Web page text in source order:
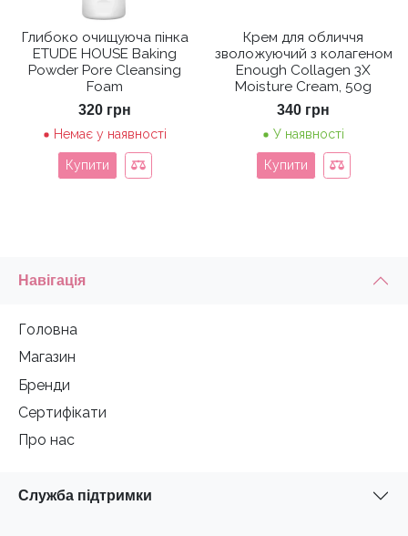
Глибоко очищуюча пінка
ETUDE HOUSE Baking
Powder Pore Cleansing
Foam
320 грн
Немає у наявності
Купити
Крем для обличчя
зволожуючий з колагеном
Enough Collagen 3X
Moisture Cream, 50g
340 грн
У наявності
Купити
Навігація
Головна
Магазин
Бренди
Сертифікати
Про нас
Служба підтримки